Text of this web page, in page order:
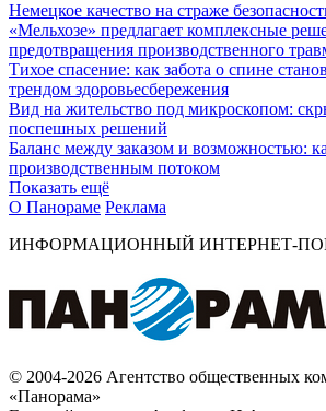
Немецкое качество на страже
«Мельхозе» предлагает комплексные
предотвращения производственного
Тихое спасение: как забота о спине
трендом здоровьесбережения
Вид на жительство под микроскопом:
поспешных решений
Баланс между заказом и возможностью:
производственным потоком
Показать ещё
О Панораме Реклама
ИНФОРМАЦИОННЫЙ ИНТЕРНЕТ-
© 2004-2026 Агентство общественных
«Панорама»